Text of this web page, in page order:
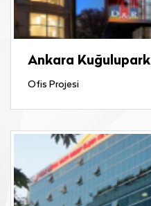
Ankara Kuğulupark
Ofis Projesi